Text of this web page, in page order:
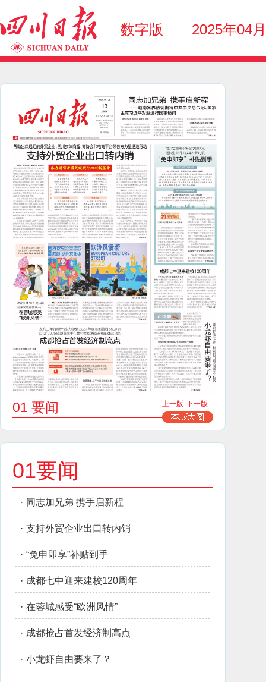
数字版 2025年04
01 要闻 上一版 下一版
01要闻
· 同志加兄弟 携手启新程
· 支持外贸企业出口转内销
· “免申即享”补贴到手
· 成都七中迎来建校120周年
· 在蓉城感受“欧洲风情”
· 成都抢占首发经济制高点
· 小龙虾自由要来了？